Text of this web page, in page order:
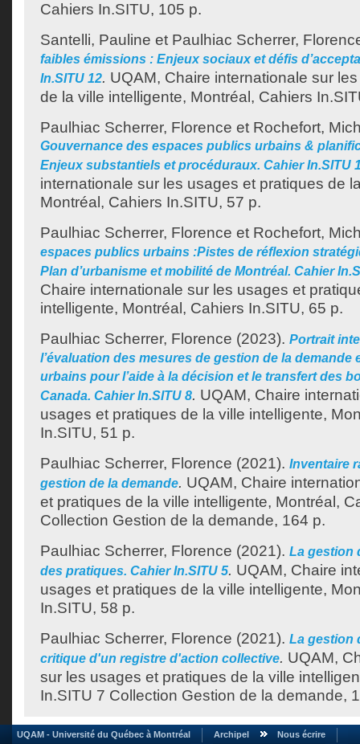
Cahiers In.SITU, 105 p.
Santelli, Pauline et Paulhiac Scherrer,
faibles émissions : Enjeux sociaux et défis
In.SITU 12. UQAM, Chaire internationale sur
de la ville intelligente, Montréal, Cahiers
Paulhiac Scherrer, Florence et Rochefort,
Gouvernance des espaces publics urbains &
Enjeux substantiels et procéduraux. Cahier In.SITU
internationale sur les usages et pratiques de
Montréal, Cahiers In.SITU, 57 p.
Paulhiac Scherrer, Florence et Rochefort,
espaces publics urbains :Pistes de réflexion
Plan d’urbanisme et mobilité de Montréal. Cahier
Chaire internationale sur les usages et
intelligente, Montréal, Cahiers In.SITU, 65 p.
Paulhiac Scherrer, Florence (2023). Portrait
l’évaluation des mesures de gestion de la
urbains pour l’aide à la décision et le transfert des
Canada. Cahier In.SITU 8. UQAM, Chaire
usages et pratiques de la ville intelligente,
In.SITU, 51 p.
Paulhiac Scherrer, Florence (2021). Inventaire
gestion de la demande. UQAM, Chaire
et pratiques de la ville intelligente, Montréal,
Collection Gestion de la demande, 164 p.
Paulhiac Scherrer, Florence (2021). La gestion
des pratiques. Cahier In.SITU 5. UQAM, Chaire
usages et pratiques de la ville intelligente,
In.SITU, 58 p.
Paulhiac Scherrer, Florence (2021). La gestion
critique d'un registre d'action collective. UQAM,
sur les usages et pratiques de la ville
In.SITU 7 Collection Gestion de la demande,
UQAM - Université du Québec à Montréal Archipel Nous écrire